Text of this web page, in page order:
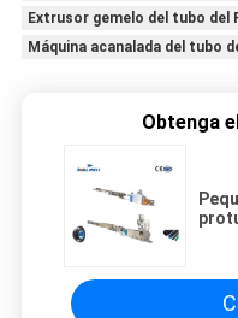
Extrusor gemelo del tubo del
Máquina acanalada del tubo
Obtenga